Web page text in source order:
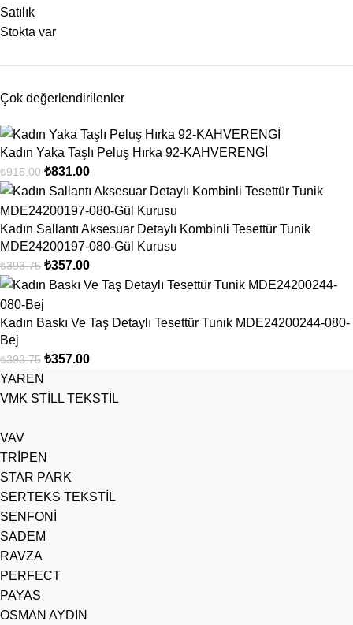
Satılık
Stokta var
Çok değerlendirilenler
Kadın Yaka Taşlı Peluş Hırka 92-KAHVERENGİ
₺915.00 ₺831.00
Kadın Sallantı Aksesuar Detaylı Kombinli Tesettür Tunik
MDE24200197-080-Gül Kurusu
₺393.75 ₺357.00
Kadın Baskı Ve Taş Detaylı Tesettür Tunik MDE24200244-080-
Bej
₺393.75 ₺357.00
YAREN
VMK STİLL TEKSTİL
VAV
TRİPEN
STAR PARK
SERTEKS TEKSTİL
SENFONİ
SADEM
RAVZA
PERFECT
PAYAS
OSMAN AYDIN